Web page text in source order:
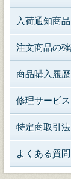
入荷通知商品
注文商品の
商品購入履歴
修理サービス
特定商取引
よくある質問